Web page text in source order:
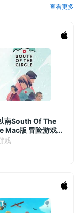
查看更多
南South Of The
Mac版 冒险游戏
戏